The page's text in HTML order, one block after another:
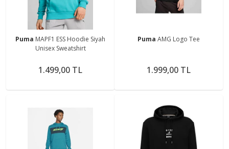
Puma MAPF1 ESS Hoodie Siyah
Unisex Sweatshirt
1.499,00 TL
Puma AMG Logo Tee
1.999,00 TL